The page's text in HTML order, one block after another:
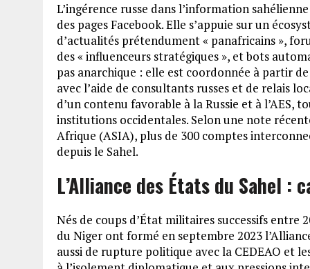
L’ingérence russe dans l’information
des pages Facebook. Elle s’appuie sur un
d’actualités prétendument « panafricains »,
des « influenceurs stratégiques », et bots
pas anarchique : elle est coordonnée à partir
avec l’aide de consultants russes et de relais
d’un contenu favorable à la Russie et à
institutions occidentales. Selon une note
Afrique (ASIA), plus de 300 comptes
depuis le Sahel.
L’Alliance des États du Sahel :
Nés de coups d’État militaires successifs entre
du Niger ont formé en septembre 2023
aussi de rupture politique avec la CEDEAO et